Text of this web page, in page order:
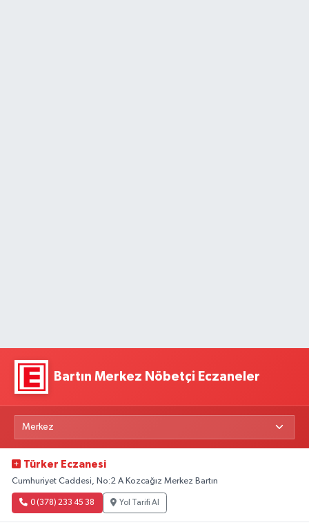
Bartın Merkez Nöbetçi Eczaneler
Türker Eczanesi
Cumhuriyet Caddesi, No:2 A Kozcağız Merkez Bartın
0 (378) 233 45 38 Yol Tarifi Al